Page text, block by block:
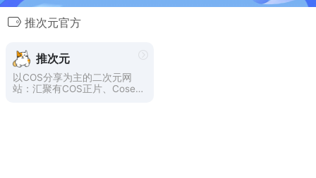
推次元官方
推次元
以COS分享为主的二次元网
站：汇聚有COS正片、Coser